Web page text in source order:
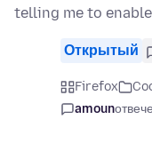
telling me to
Открытый
Firefox
amoun